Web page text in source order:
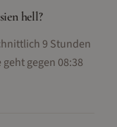
hell?
9 Stunden
gegen 08:38